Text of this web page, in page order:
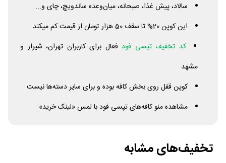
سالاد، پیش غذا، صبحانه، میان‌وعده ساندویچ، چای و...
این کوپن 20% تا سقف 50 هزار تومان از قیمت کم میکند
کد تخفیف تپسی فود فعال برای کاربران تهران، شیراز و
مشهد
کوپن قفل روی بخش کافه بوده و برای سایر دسته‌ها نیست
مشاهده منو کافه‌های تپسی فود با لمس «لینک خرید»
تخفیف‌های مشابه